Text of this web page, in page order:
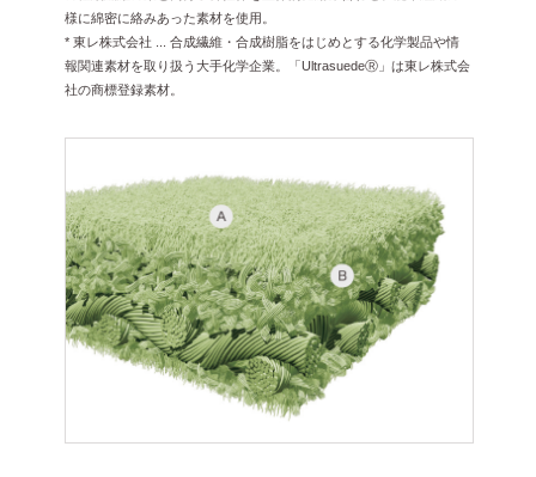
様に綿密に絡みあった素材を使用。
* 東レ株式会社 ... 合成繊維・合成樹脂をはじめとする化学製品や情
報関連素材を取り扱う大手化学企業。「UltrasuedeⓇ」は東レ株式会
社の商標登録素材。